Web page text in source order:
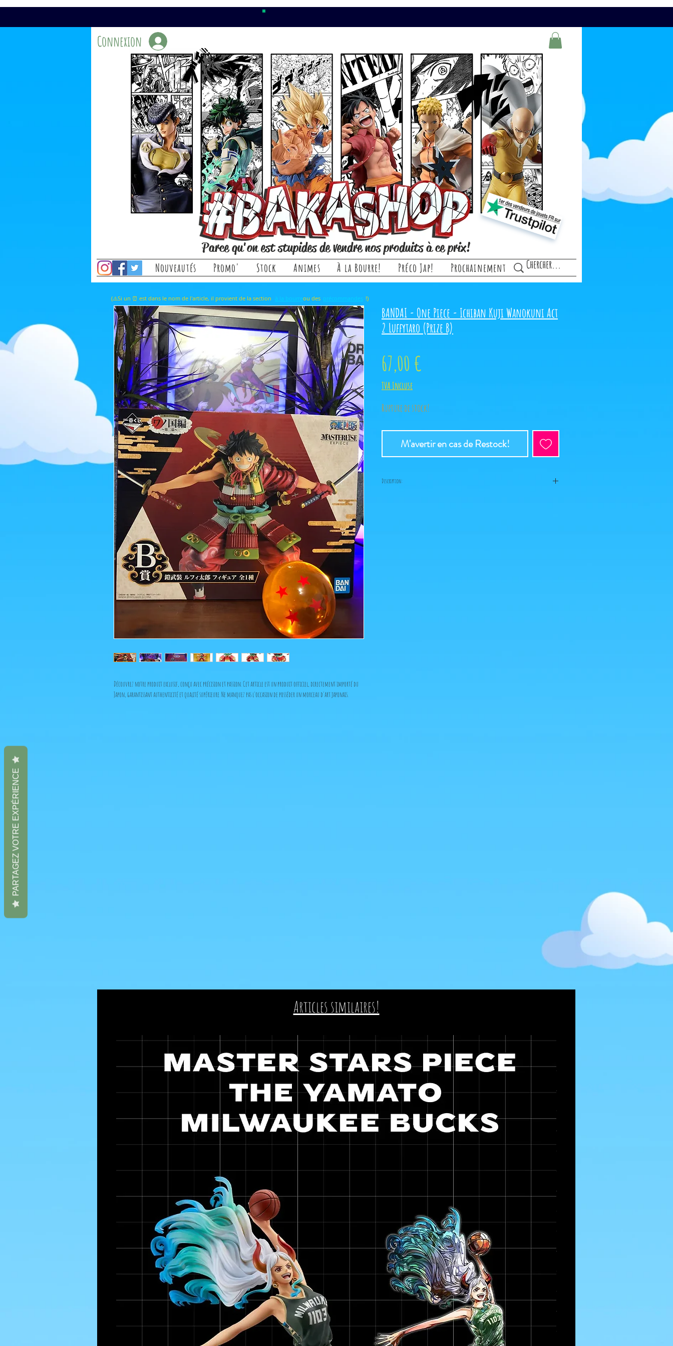
Connexion
Parce qu'on est stupides de vendre nos produits à ce prix!
Nouveautés Promo' Stock Animes À la Bourre! Préco Jap! Prochainement
Découvrez notre produit exclusif, conçu avec précision et passion. Cet article est un produit officiel, directement importé du
Japon, garantissant authenticité et qualité supérieure. Ne manquez pas l'occasion de posséder un morceau d'art japonais.
BANDAI - One Piece - Ichiban Kuji Wanokuni Act
2 Luffytaro (Prize B)
67,00 €
TVA Incluse
Rupture de stock!
M'avertir en cas de Restock!
Description:
(⚠️Si un ⏰ est dans le nom de l'article, il provient de la section ou des !)
à la bourre précommandes
Articles similaires!
PARTAGEZ VOTRE EXPÉRIENCE